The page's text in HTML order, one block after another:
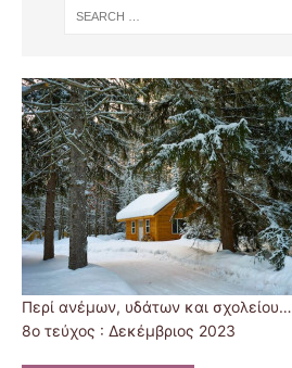
Περί ανέμων, υδάτων και σχολείου…
8ο τεύχος : Δεκέμβριος 2023